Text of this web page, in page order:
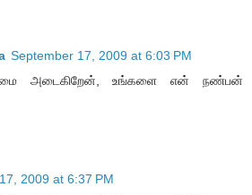
September 17, 2009 at 6:03 PM
அடைகிறேன், உங்களை என் நண்பன்
2009 at 6:37 PM